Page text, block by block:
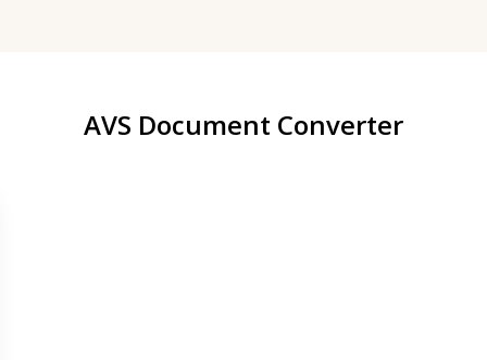
AVS Document Converter